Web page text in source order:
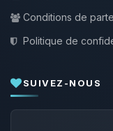
Conditions de
Politique de
SUIVEZ-NOUS